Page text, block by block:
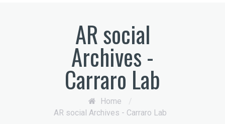
AR social
Archives -
Carraro Lab
Home
/
AR social Archives - Carraro Lab